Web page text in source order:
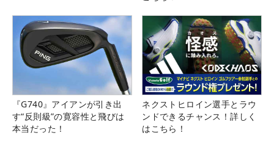
『G740』アイアンが引き出
す“反則級”の寛容性と飛びは
本当だった！
ネクストヒロイン選手とラウ
ンドできるチャンス！詳しく
はこちら！